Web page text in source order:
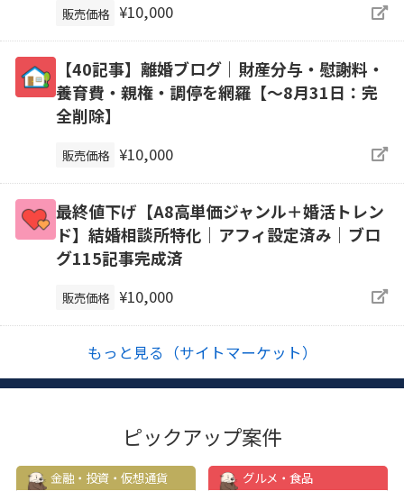
販売価格 ¥10,000
【40記事】離婚ブログ｜財産分与・慰謝料・
養育費・親権・調停を網羅【～8月31日：完
全削除】
販売価格 ¥10,000
最終値下げ【A8高単価ジャンル＋婚活トレン
ド】結婚相談所特化｜アフィ設定済み｜ブロ
グ115記事完成済
販売価格 ¥10,000
もっと見る（サイトマーケット）
ピックアップ案件
金融・投資・仮想通貨
グルメ・食品